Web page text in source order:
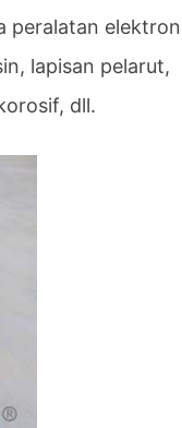
peralatan
lapisan pelarut,
dll.